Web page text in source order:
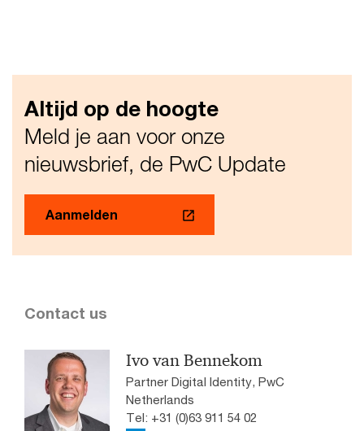
Altijd op de hoogte
Meld je aan voor onze
nieuwsbrief, de PwC Update
Aanmelden
Contact us
Ivo van Bennekom
Partner Digital Identity, PwC
Netherlands
Tel: +31 (0)63 911 54 02